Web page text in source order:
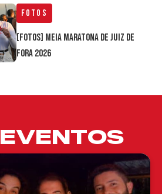
Fotos
[FOTOS] Meia Maratona de Juiz de
Fora 2026
EVENTOS